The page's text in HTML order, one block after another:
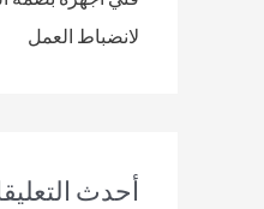
لانضباط العمل
أحدث